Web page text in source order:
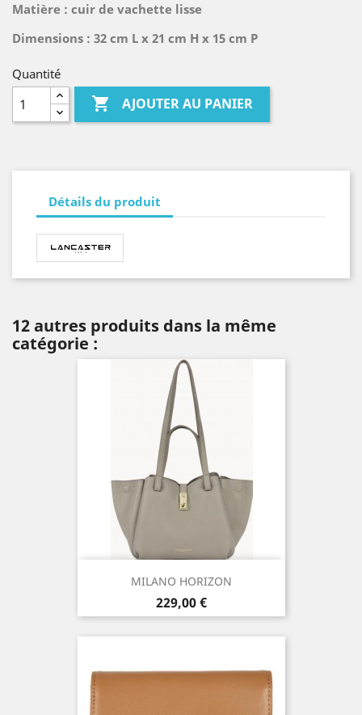
Matière : cuir de vachette lisse
Dimensions : 32 cm L x 21 cm H x 15 cm P
Quantité
 AJOUTER AU PANIER
Détails du produit
12 autres produits dans la même
catégorie :
MILANO HORIZON
Prix
229,00 €